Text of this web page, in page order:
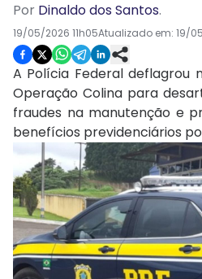
Por Dinaldo dos Santos.
19/05/2026 11h05Atualizado em: 19/
A Polícia Federal deflagrou
Operação Colina para
fraudes na manutenção e
benefícios previdenciários